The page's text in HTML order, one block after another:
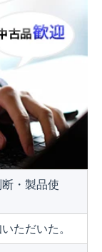
・製品使
ただいた。